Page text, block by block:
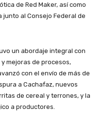
de Red Maker, así como
al Consejo Federal de
un abordaje integral con
mejoras de procesos,
con el envío de más de
a Cachafaz, nuevos
de cereal y terrones, y la
a productores.